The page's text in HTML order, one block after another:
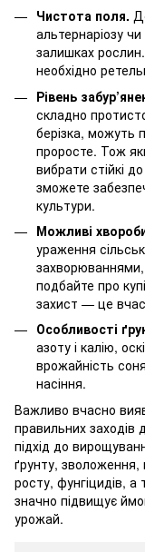
Чистота поля.
альтернаріозу
залишках
необхідно
Рівень
складно
берізка, можуть
проросте. Тож
вибрати стійкі
зможете
культури.
Можливі
ураження
подбайте про
захист — це
Особливості
азоту і калію,
врожайність
насіння.
Важливо вчасно
правильних заходів
підхід до
ґрунту, зволоження,
росту, фунгіцидів,
значно підвищує
урожай.